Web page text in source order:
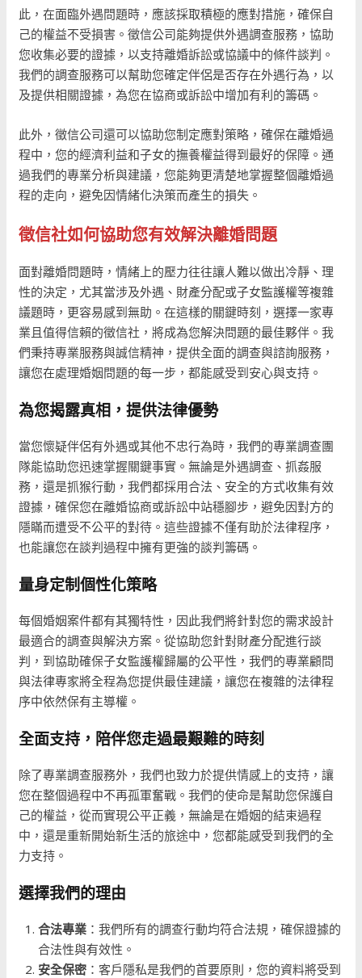
此，在面臨外遇問題時，應該採取積極的應對措施，確保自
己的權益不受損害。徵信公司能夠提供外遇調查服務，協助
您收集必要的證據，以支持離婚訴訟或協議中的條件談判。
我們的調查服務可以幫助您確定伴侶是否存在外遇行為，以
及提供相關證據，為您在協商或訴訟中增加有利的籌碼。
此外，徵信公司還可以協助您制定應對策略，確保在離婚過
程中，您的經濟利益和子女的撫養權益得到最好的保障。通
過我們的專業分析與建議，您能夠更清楚地掌握整個離婚過
程的走向，避免因情緒化決策而產生的損失。
徵信社如何協助您有效解決離婚問題
面對離婚問題時，情緒上的壓力往往讓人難以做出冷靜、理
性的決定，尤其當涉及外遇、財產分配或子女監護權等複雜
議題時，更容易感到無助。在這樣的關鍵時刻，選擇一家專
業且值得信賴的徵信社，將成為您解決問題的最佳夥伴。我
們秉持專業服務與誠信精神，提供全面的調查與諮詢服務，
讓您在處理婚姻問題的每一步，都能感受到安心與支持。
為您揭露真相，提供法律優勢
當您懷疑伴侶有外遇或其他不忠行為時，我們的專業調查團
隊能協助您迅速掌握關鍵事實。無論是外遇調查、抓姦服
務，還是抓猴行動，我們都採用合法、安全的方式收集有效
證據，確保您在離婚協商或訴訟中站穩腳步，避免因對方的
隱瞞而遭受不公平的對待。這些證據不僅有助於法律程序，
也能讓您在談判過程中擁有更強的談判籌碼。
量身定制個性化策略
每個婚姻案件都有其獨特性，因此我們將針對您的需求設計
最適合的調查與解決方案。從協助您針對財產分配進行談
判，到協助確保子女監護權歸屬的公平性，我們的專業顧問
與法律專家將全程為您提供最佳建議，讓您在複雜的法律程
序中依然保有主導權。
全面支持，陪伴您走過最艱難的時刻
除了專業調查服務外，我們也致力於提供情感上的支持，讓
您在整個過程中不再孤軍奮戰。我們的使命是幫助您保護自
己的權益，從而實現公平正義，無論是在婚姻的結束過程
中，還是重新開始新生活的旅途中，您都能感受到我們的全
力支持。
選擇我們的理由
合法專業 ：我們所有的調查行動均符合法規，確保證據的
合法性與有效性。
安全保密 ：客戶隱私是我們的首要原則，您的資料將受到